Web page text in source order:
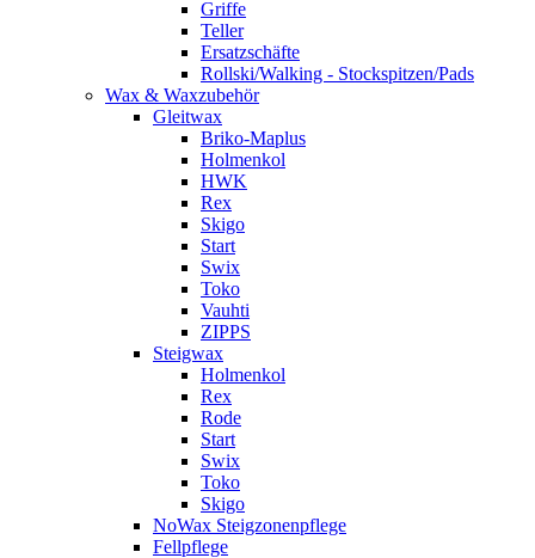
Griffe
Teller
Ersatzschäfte
Rollski/Walking - Stockspitzen/Pads
Wax & Waxzubehör
Gleitwax
Briko-Maplus
Holmenkol
HWK
Rex
Skigo
Start
Swix
Toko
Vauhti
ZIPPS
Steigwax
Holmenkol
Rex
Rode
Start
Swix
Toko
Skigo
NoWax Steigzonenpflege
Fellpflege